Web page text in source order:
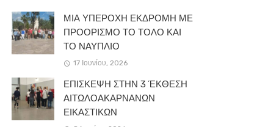
ΜΙΑ ΥΠΕΡΟΧΗ ΕΚΔΡΟΜΗ ΜΕ
ΠΡΟΟΡΙΣΜΟ ΤΟ ΤΟΛΟ ΚΑΙ
ΤΟ ΝΑΥΠΛΙΟ
17 Ιουνίου, 2026
ΕΠΙΣΚΕΨΗ ΣΤΗΝ 3 ΈΚΘΕΣΗ
ΑΙΤΩΛΟΑΚΑΡΝΑΝΩΝ
ΕΙΚΑΣΤΙΚΩΝ